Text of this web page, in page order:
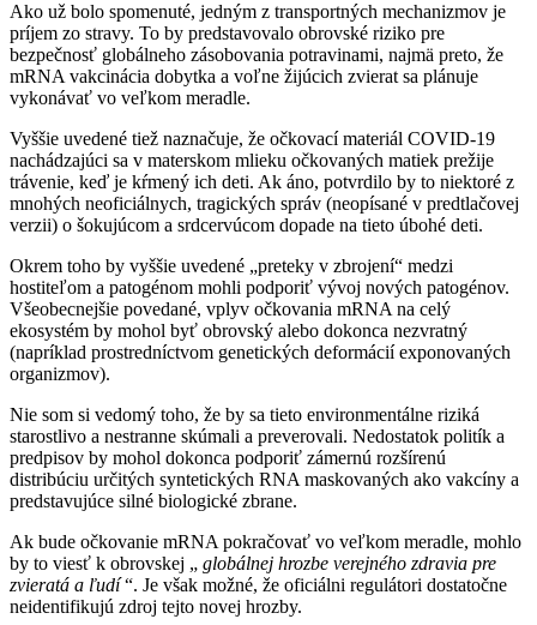
Ako už bolo spomenuté, jedným z transportných mechanizmov je
príjem zo stravy. To by predstavovalo obrovské riziko pre
bezpečnosť globálneho zásobovania potravinami, najmä preto, že
mRNA vakcinácia dobytka a voľne žijúcich zvierat sa plánuje
vykonávať vo veľkom meradle.
Vyššie uvedené tiež naznačuje, že očkovací materiál COVID-19
nachádzajúci sa v materskom mlieku očkovaných matiek prežije
trávenie, keď je kŕmený ich deti. Ak áno, potvrdilo by to niektoré z
mnohých neoficiálnych, tragických správ (neopísané v predtlačovej
verzii) o šokujúcom a srdcervúcom dopade na tieto úbohé deti.
Okrem toho by vyššie uvedené „preteky v zbrojení“ medzi
hostiteľom a patogénom mohli podporiť vývoj nových patogénov.
Všeobecnejšie povedané, vplyv očkovania mRNA na celý
ekosystém by mohol byť obrovský alebo dokonca nezvratný
(napríklad prostredníctvom genetických deformácií exponovaných
organizmov).
Nie som si vedomý toho, že by sa tieto environmentálne riziká
starostlivo a nestranne skúmali a preverovali. Nedostatok politík a
predpisov by mohol dokonca podporiť zámernú rozšírenú
distribúciu určitých syntetických RNA maskovaných ako vakcíny a
predstavujúce silné biologické zbrane.
Ak bude očkovanie mRNA pokračovať vo veľkom meradle, mohlo
by to viesť k obrovskej „ globálnej hrozbe verejného zdravia pre
zvieratá a ľudí“. Je však možné, že oficiálni regulátori dostatočne
neidentifikujú zdroj tejto novej hrozby.